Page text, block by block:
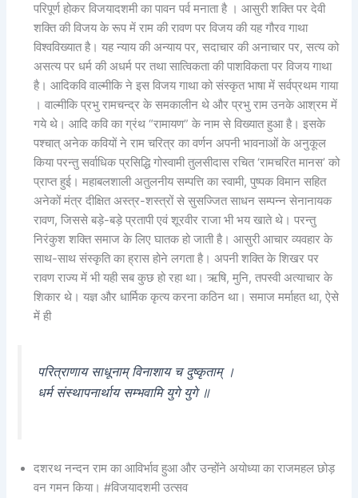
परिपूर्ण होकर विजयादशमी का पावन पर्व मनाता है । आसुरी शक्ति पर देवी
शक्ति की विजय के रूप में राम की रावण पर विजय की यह गौरव गाथा
विश्वविख्यात है। यह न्याय की अन्याय पर, सदाचार की अनाचार पर, सत्य को
असत्य पर धर्म की अधर्म पर तथा सात्विकता की पाशविकता पर विजय गाथा
है। आदिकवि वाल्मीकि ने इस विजय गाथा को संस्कृत भाषा में सर्वप्रथम गाया
। वाल्मीकि प्रभु रामचन्द्र के समकालीन थे और प्रभु राम उनके आश्रम में
गये थे। आदि कवि का ग्रंथ “रामायण” के नाम से विख्यात हुआ है। इसके
पश्चात् अनेक कवियों ने राम चरित्र का वर्णन अपनी भावनाओं के अनुकूल
किया परन्तु सर्वाधिक प्रसिद्धि गोस्वामी तुलसीदास रचित ‘रामचरित मानस’ को
प्राप्त हुई। महाबलशाली अतुलनीय सम्पत्ति का स्वामी, पुष्पक विमान सहित
अनेकों मंत्र दीक्षित अस्त्र-शस्त्रों से सुसज्जित साधन सम्पन्न सेनानायक
रावण, जिससे बड़े-बड़े प्रतापी एवं शूरवीर राजा भी भय खाते थे। परन्तु
निरंकुश शक्ति समाज के लिए घातक हो जाती है। आसुरी आचार व्यवहार के
साथ-साथ संस्कृति का ह्रास होने लगता है। अपनी शक्ति के शिखर पर
रावण राज्य में भी यही सब कुछ हो रहा था। ऋषि, मुनि, तपस्वी अत्याचार के
शिकार थे। यज्ञ और धार्मिक कृत्य करना कठिन था। समाज मर्माहत था, ऐसे
में ही
परित्राणाय साधूनाम् विनाशाय च दुष्कृताम् ।
धर्म संस्थापनार्थाय सम्भवामि युगे युगे ॥
दशरथ नन्दन राम का आविर्भाव हुआ और उन्होंने अयोध्या का राजमहल छोड़
वन गमन किया। #विजयादशमी उत्सव